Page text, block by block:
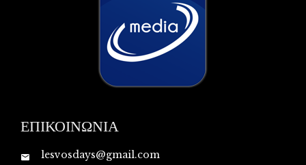
ΕΠΙΚΟΙΝΩΝΙΑ
lesvosdays@gmail.com